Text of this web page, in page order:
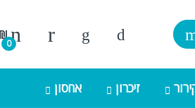
0
₪
זיכרון אחסון